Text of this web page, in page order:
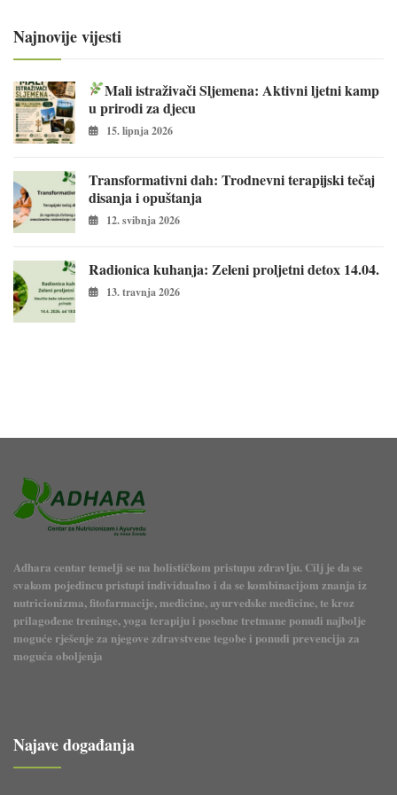
Najnovije vijesti
Mali istraživači Sljemena: Aktivni ljetni kamp
u prirodi za djecu
15. lipnja 2026
Transformativni dah: Trodnevni terapijski tečaj
disanja i opuštanja
12. svibnja 2026
Radionica kuhanja: Zeleni proljetni detox 14.04.
13. travnja 2026
Adhara centar temelji se na holističkom pristupu zdravlju. Cilj je da se
svakom pojedincu pristupi individualno i da se kombinacijom znanja iz
nutricionizma, fitofarmacije, medicine, ayurvedske medicine, te kroz
prilagođene treninge, yoga terapiju i posebne tretmane ponudi najbolje
moguće rješenje za njegove zdravstvene tegobe i ponudi prevencija za
moguća oboljenja
Najave događanja